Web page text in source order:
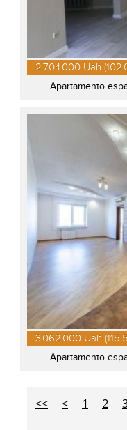
2.704.000 Uah
Apartamento
3.062.000 Uah
Apartamento
<< < 1 2 3